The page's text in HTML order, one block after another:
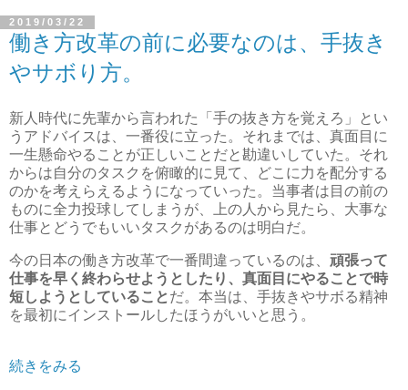
2019/03/22
働き方改革の前に必要なのは、手抜き
やサボり方。
新人時代に先輩から言われた「手の抜き方を覚えろ」とい
うアドバイスは、一番役に立った。それまでは、真面目に
一生懸命やることが正しいことだと勘違いしていた。それ
からは自分のタスクを俯瞰的に見て、どこに力を配分する
のかを考えらえるようになっていった。当事者は目の前の
ものに全力投球してしまうが、上の人から見たら、大事な
仕事とどうでもいいタスクがあるのは明白だ。
今の日本の働き方改革で一番間違っているのは、 頑張って
仕事を早く終わらせようとしたり、真面目にやることで時
短しようとしていることだ。本当は、手抜きやサボる精神
を最初にインストールしたほうがいいと思う。
続きをみる